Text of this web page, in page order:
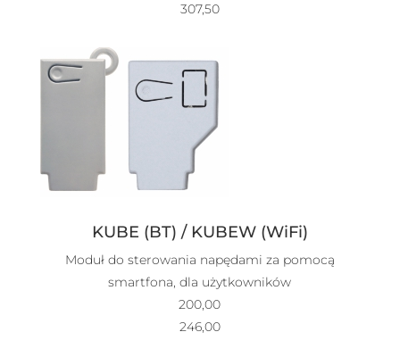
307,50
KUBE (BT) / KUBEW (WiFi)
Moduł do sterowania napędami za pomocą
smartfona, dla użytkowników
200,00
246,00